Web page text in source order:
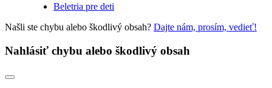
Beletria pre deti
Našli ste chybu alebo škodlivý obsah? Dajte nám, prosím, vedieť!
Nahlásiť chybu alebo škodlivý obsah